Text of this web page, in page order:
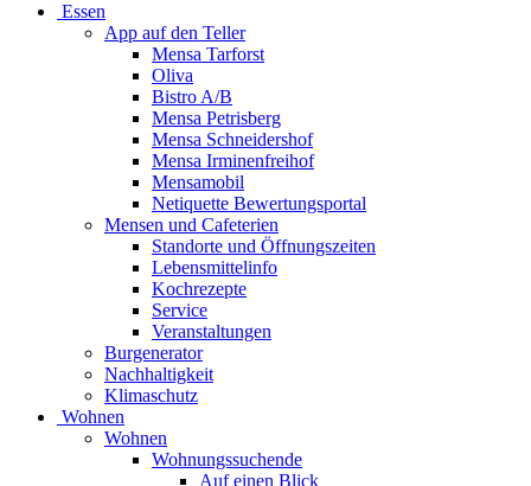
Essen
App auf den Teller
Mensa Tarforst
Oliva
Bistro A/B
Mensa Petrisberg
Mensa Schneidershof
Mensa Irminenfreihof
Mensamobil
Netiquette Bewertungsportal
Mensen und Cafeterien
Standorte und Öffnungszeiten
Lebensmittelinfo
Kochrezepte
Service
Veranstaltungen
Burgenerator
Nachhaltigkeit
Klimaschutz
Wohnen
Wohnen
Wohnungssuchende
Auf einen Blick